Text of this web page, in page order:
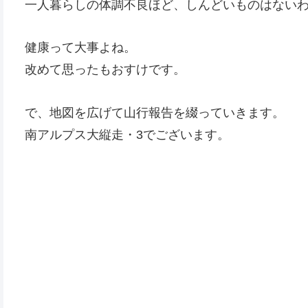
一人暮らしの体調不良ほど、しんどいものはないわ
健康って大事よね。
改めて思ったもおすけです。
で、地図を広げて山行報告を綴っていきます。
南アルプス大縦走・3でございます。